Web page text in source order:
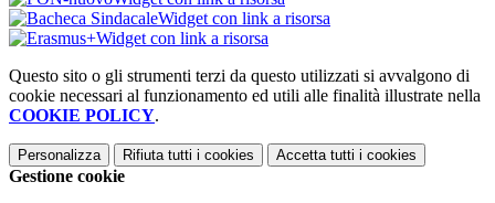
Widget con link a risorsa
Widget con link a risorsa
Questo sito o gli strumenti terzi da questo utilizzati si avvalgono di
cookie necessari al funzionamento ed utili alle finalità illustrate nella
COOKIE POLICY.
Personalizza Rifiuta tutti i cookies Accetta tutti i cookies
Gestione cookie